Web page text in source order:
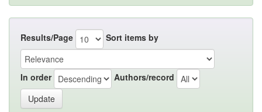
Results/Page Sort items by
In order Authors/record